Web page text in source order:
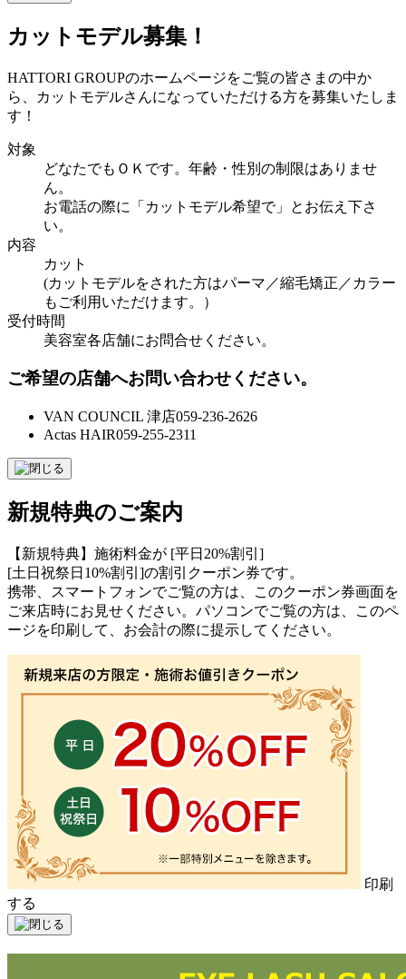
カットモデル募集！
HATTORI GROUPのホームページをご覧の皆さまの中か
ら、カットモデルさんになっていただける方を募集いたしま
す！
対象
どなたでもＯＫです。年齢・性別の制限はありませ
ん。
お電話の際に「カットモデル希望で」とお伝え下さ
い。
内容
カット
(カットモデルをされた方はパーマ／縮毛矯正／カラー
もご利用いただけます。）
受付時間
美容室各店舗にお問合せください。
ご希望の店舗へお問い合わせください。
VAN COUNCIL 津店059-236-2626
Actas HAIR059-255-2311
新規特典のご案内
【新規特典】施術料金が [平日20%割引]
[土日祝祭日10%割引]の割引クーポン券です。
携帯、スマートフォンでご覧の方は、このクーポン券画面を
ご来店時にお見せください。パソコンでご覧の方は、このペ
ージを印刷して、お会計の際に提示してください。
印刷
する